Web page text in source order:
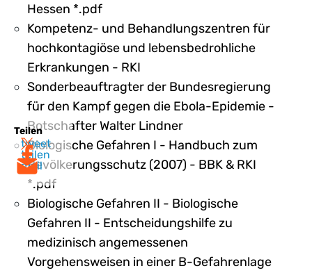
Teilen
tweet
teilen
mail
Hessen *.pdf
Kompetenz- und Behandlungszentren für
hochkontagiöse und lebensbedrohliche
Erkrankungen - RKI
Sonderbeauftragter der Bundesregierung
für den Kampf gegen die Ebola-Epidemie -
Botschafter Walter Lindner
Biologische Gefahren I - Handbuch zum
Bevölkerungsschutz (2007) - BBK & RKI
*.pdf
Biologische Gefahren II - Biologische
Gefahren II - Entscheidungshilfe zu
medizinisch angemessenen
Vorgehensweisen in einer B-Gefahrenlage